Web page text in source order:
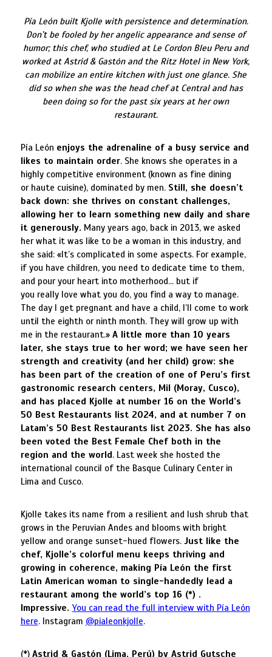
Pía León built Kjolle with persistence and determination.
Don’t be fooled by her angelic appearance and sense of
humor; this chef, who studied at Le Cordon Bleu Peru and
worked at Astrid & Gastón and the Ritz Hotel in New York,
can mobilize an entire kitchen with just one glance. She
did so when she was the head chef at Central and has
been doing so for the past six years at her own
restaurant.
Pía León enjoys the adrenaline of a busy service and
likes to maintain order. She knows she operates in a
highly competitive environment (known as fine dining
or haute cuisine), dominated by men. Still, she doesn’t
back down: she thrives on constant challenges,
allowing her to learn something new daily and share
it generously. Many years ago, back in 2013, we asked
her what it was like to be a woman in this industry, and
she said: «It’s complicated in some aspects. For example,
if you have children, you need to dedicate time to them,
and pour your heart into motherhood… but if
you really love what you do, you find a way to manage.
The day I get pregnant and have a child, I’ll come to work
until the eighth or ninth month. They will grow up with
me in the restaurant.» A little more than 10 years
later, she stays true to her word; we have seen her
strength and creativity (and her child) grow: she
has been part of the creation of one of Peru’s first
gastronomic research centers, Mil (Moray, Cusco),
and has placed Kjolle at number 16 on the World’s
50 Best Restaurants list 2024, and at number 7 on
Latam’s 50 Best Restaurants list 2023. She has also
been voted the Best Female Chef both in the
region and the world. Last week she hosted the
international council of the Basque Culinary Center in
Lima and Cusco.
Kjolle takes its name from a resilient and lush shrub that
grows in the Peruvian Andes and blooms with bright
yellow and orange sunset-hued flowers. Just like the
chef, Kjolle’s colorful menu keeps thriving and
growing in coherence, making Pía León the first
Latin American woman to single-handedly lead a
restaurant among the world’s top 16 (*) .
Impressive. You can read the full interview with Pía León
here. Instagram @pialeonkjolle.
(*) Astrid & Gastón (Lima, Perú) by Astrid Gutsche